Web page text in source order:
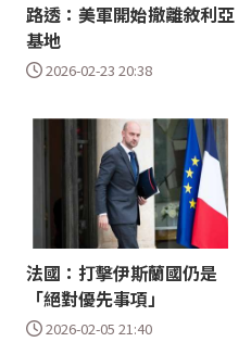
路透：美軍開始撤離敘利亞
基地
2026-02-23 20:38
法國：打擊伊斯蘭國仍是
「絕對優先事項」
2026-02-05 21:40